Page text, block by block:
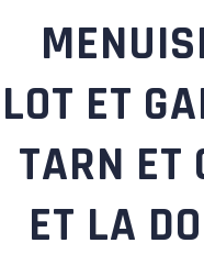
LOT ET
TARN ET
ET LA